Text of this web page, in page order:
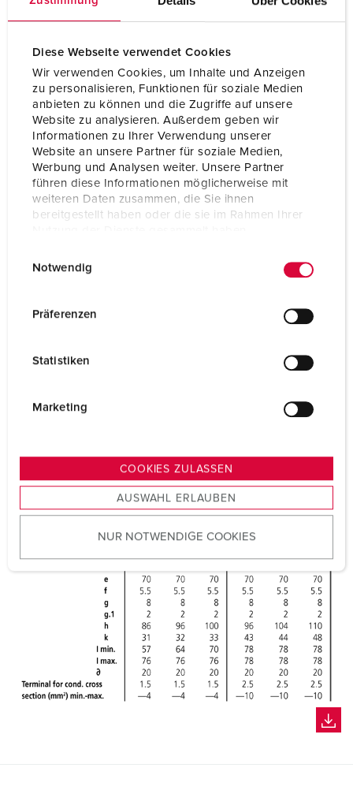
Diese Webseite verwendet Cookies
Wir verwenden Cookies, um Inhalte und Anzeigen
zu personalisieren, Funktionen für soziale Medien
anbieten zu können und die Zugriffe auf unsere
Website zu analysieren. Außerdem geben wir
Informationen zu Ihrer Verwendung unserer
Website an unsere Partner für soziale Medien,
Werbung und Analysen weiter. Unsere Partner
führen diese Informationen möglicherweise mit
weiteren Daten zusammen, die Sie ihnen
bereitgestellt haben oder die sie im Rahmen Ihrer
s
u
w
Notwendig
Präferenzen
Statistiken
Marketing
COOKIES ZULASSEN
AUSWAHL ERLAUBEN
NUR NOTWENDIGE COOKIES
Connection technology Screwless - TwinCONTACT
Protection type IP44
Flange 85x85 mm
Fixing hole 70x70 mm
Inclination 20 °
Weight 200 g